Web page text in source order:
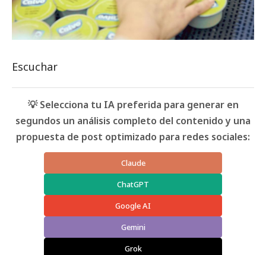
Escuchar
💡 Selecciona tu IA preferida para generar en
segundos un análisis completo del contenido y una
propuesta de post optimizado para redes sociales:
Claude
ChatGPT
Google AI
Gemini
Grok